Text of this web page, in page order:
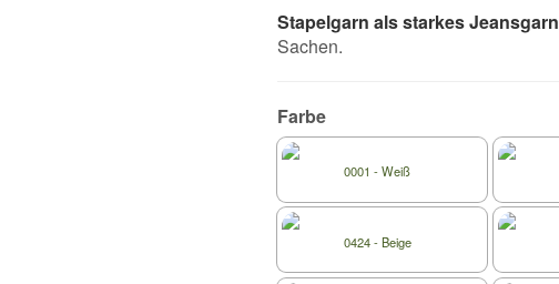
Stapelgarn als starkes Jeansgarn
Sachen.
Farbe
0001 - Weiß
0424 - Beige